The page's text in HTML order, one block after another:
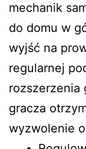
mechanik
do domu w
wyjść na
regularnej
rozszerzenia
gracza
wyzwolenie